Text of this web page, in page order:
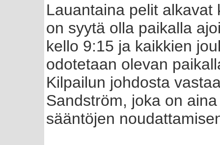
Lauantaina pelit
on syytä olla paikalla
kello 9:15 ja kaikkien
odotetaan olevan
Kilpailun johdosta
Sandström, joka on
sääntöjen